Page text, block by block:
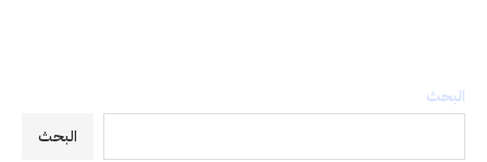
البحث
البحث